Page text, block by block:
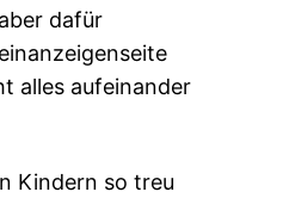
dafür
alles aufeinander
Kindern so treu